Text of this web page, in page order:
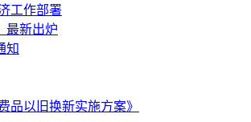
工作部署
最新出炉
知
品以旧换新实施方案》